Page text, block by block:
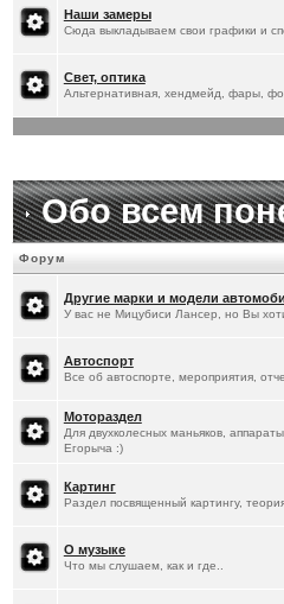
[20.1.2026]Titus:
Наши замеры
Сюда выкладываем свои графики и
Свет, оптика
Альтернативная, хендмейд, фары,
Обо всем
Форум
Другие марки и модели
У вас не Мицубиси Лансер, но Вы
Автоспорт
Все об автоспорте, мероприятия,
Мотораздел
Для двухколесных маньяков,
Егорыча :)
Картинг
Раздел посвященный картингу,
О музыке
Что мы слушаем, как и где..